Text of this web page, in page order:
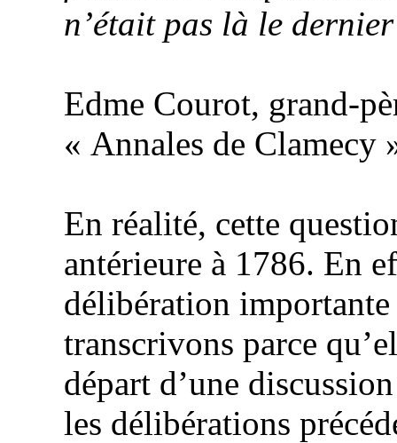
n’était pas là le
Edme Courot, grand-
« Annales de Clamecy
En réalité, cette
antérieure à 1786. En
délibération
transcrivons parce
départ d’une
les délibérations